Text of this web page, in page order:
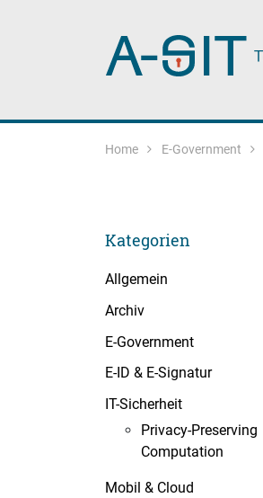
Home E-Government
Kategorien
Allgemein
Archiv
E-Government
E-ID & E-Signatur
IT-Sicherheit
Privacy-Preserving
Computation
Mobil & Cloud